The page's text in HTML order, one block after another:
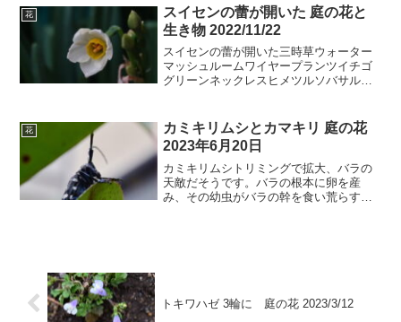
補強しました。ルークローバークレマチ
スサボテンマルハマンネン...
花
スイセンの蕾が開いた 庭の花と
生き物 2022/11/22
スイセンの蕾が開いた三時草ウォーター
マッシュルームワイヤープランツイチゴ
グリーンネックレスヒメツルソバサルビ
ングサレースラベンダーヤブミョウガサ
ルノコシカケローズマリー...
花
カミキリムシとカマキリ 庭の花
2023年6月20日
カミキリムシトリミングで拡大、バラの
天敵だそうです。バラの根本に卵を産
み、その幼虫がバラの幹を食い荒らすそ
トキワハゼ 3輪に 庭の花 2023/3/12